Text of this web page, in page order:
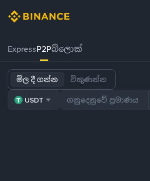
ExpressP2Pබ්ලොක්
මිල දී ගන්න විකුණන්න
USDT